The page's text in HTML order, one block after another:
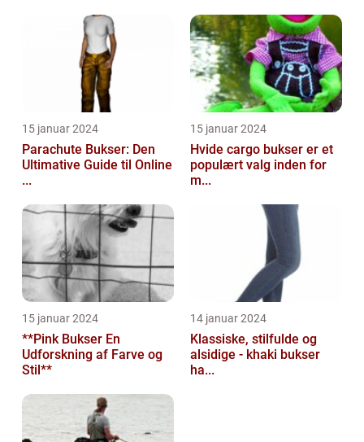
15 januar 2024
Parachute Bukser: Den
Ultimative Guide til Online
...
15 januar 2024
Hvide cargo bukser er et
populært valg inden for
m...
15 januar 2024
**Pink Bukser En
Udforskning af Farve og
Stil**
14 januar 2024
Klassiske, stilfulde og
alsidige - khaki bukser
ha...